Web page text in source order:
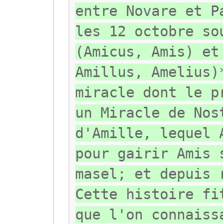
entre Novare et
les 12 octobre
(Amicus, Amis)
Amillus,
miracle dont le
un Miracle de
d'Amille, lequel
pour gairir Amis
masel; et depuis
Cette histoire fit
que l'on